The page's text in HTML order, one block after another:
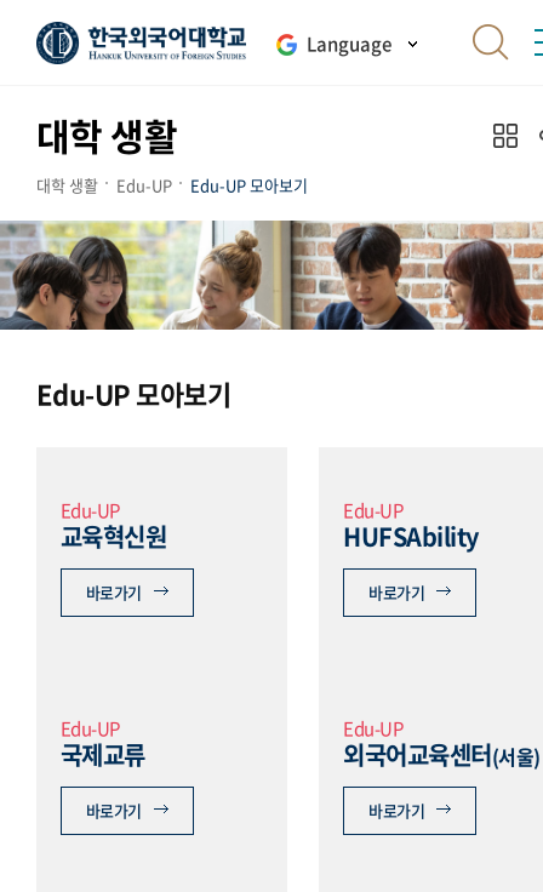
Language
대학 생활
대학 생활 Edu-UP Edu-UP 모아보기
Edu-UP 모아보기
Edu-UP
교육혁신원
바로가기
Edu-UP
HUFSAbility
바로가기
Edu-UP
국제교류
바로가기
Edu-UP
외국어교육센터(서울)
바로가기